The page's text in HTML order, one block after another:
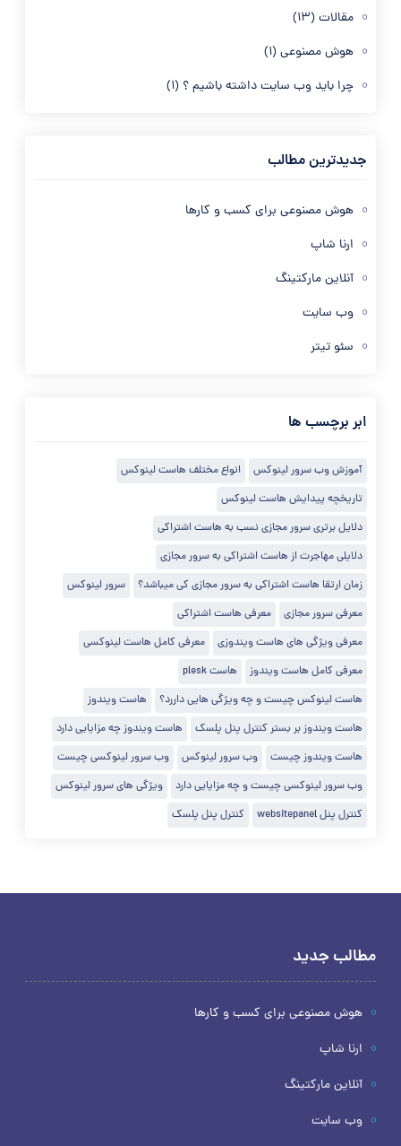
مقالات(13)
هوش مصنوعی(1)
چرا باید وب سایت داشته باشیم ؟ (1)
جدیدترین مطالب
هوش مصنوعی برای کسب و کارها
ارنا شاپ
آنلاین مارکتینگ
وب سایت
سئو تیتر
ابر برچسب ها
آموزش وب سرور لینوکس
انواع مختلف هاست لینوکس
تاریخچه پیدایش هاست لینوکس
دلایل برتری سرور مجازی نسب به هاست اشتراکی
دلایلی مهاجرت از هاست اشتراکی به سرور مجازی
زمان ارتقا هاست اشتراکی به سرور مجازی کی میباشد؟
سرور لینوکس
معرفی سرور مجازی
معرفی هاست اشتراکی
معرفی ویژگی های هاست ویندوزی
معرفی کامل هاست لینوکسی
معرفی کامل هاست ویندوز
هاست plesk
هاست لینوکس چیست و چه ویژگی هایی داررد؟
هاست ویندوز
هاست ویندوز بر بستر کنترل پنل پلسک
هاست ویندوز چه مزایایی دارد
هاست ویندوز چیست
وب سرور لینوکس
وب سرور لینوکسی چیست
وب سرور لینوکسی چیست و چه مزایایی دارد
ویژگی های سرور لینوکس
کنترل پنل websitepanel
کنترل پنل پلسک
مطالب جدید
هوش مصنوعی برای کسب و کارها
ارنا شاپ
آنلاین مارکتینگ
وب سایت